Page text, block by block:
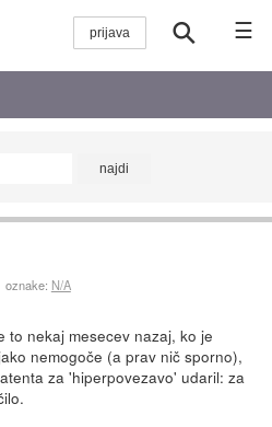
☰
oznake: N/A
to nekaj mesecev nazaj, ko je
nemogoče (a prav nič sporno),
za 'hiperpovezavo' udaril: za